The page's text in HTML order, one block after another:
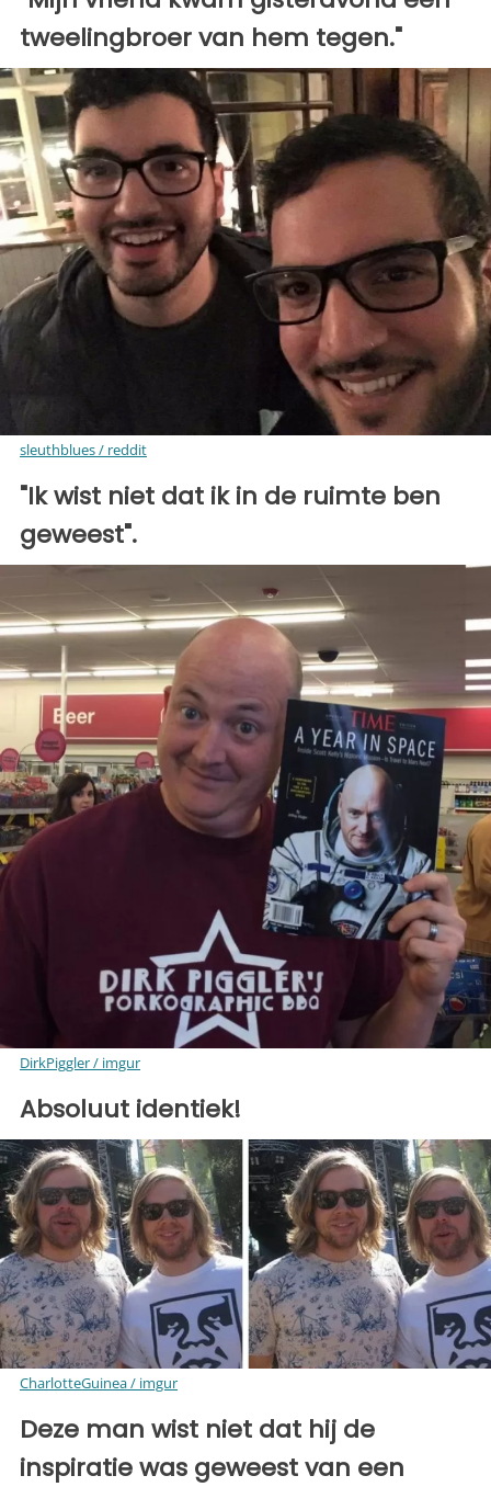
tweelingbroer van hem tegen."
sleuthblues / reddit
"Ik wist niet dat ik in de ruimte ben
geweest".
DirkPiggler / imgur
Absoluut identiek!
CharlotteGuinea / imgur
Deze man wist niet dat hij de
inspiratie was geweest van een